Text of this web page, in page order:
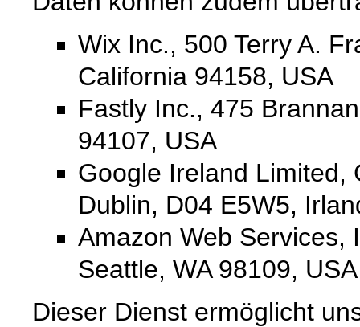
Wix Inc., 500 Terry A.
California 94158, USA
Fastly Inc., 475
94107, USA
Google Ireland Limited,
Dublin, D04 E5W5,
Amazon Web Services,
Seattle, WA 98109, USA
Dieser Dienst ermöglicht